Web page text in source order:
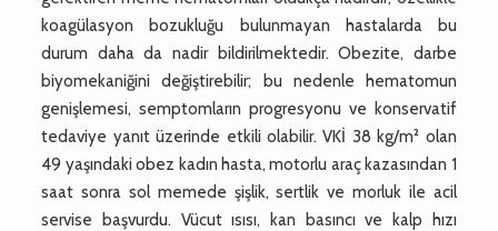
koagülasyon bozukluğu bulunmayan hastalarda bu
durum daha da nadir bildirilmektedir. Obezite, darbe
biyomekaniğini değiştirebilir; bu nedenle hematomun
genişlemesi, semptomların progresyonu ve konservatif
tedaviye yanıt üzerinde etkili olabilir. VKİ 38 kg/m² olan
49 yaşındaki obez kadın hasta, motorlu araç kazasından 1
saat sonra sol memede şişlik, sertlik ve morluk ile acil
servise başvurdu. Vücut ısısı, kan basıncı ve kalp hızı